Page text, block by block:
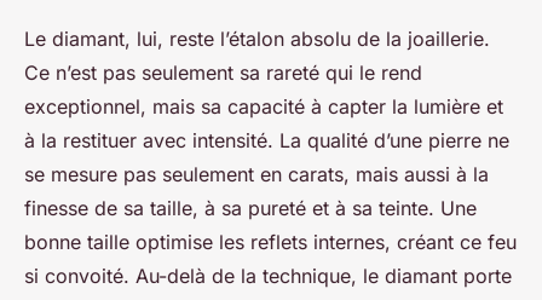
Le diamant, lui, reste l’étalon absolu de la joaillerie.
Ce n’est pas seulement sa rareté qui le rend
exceptionnel, mais sa capacité à capter la lumière et
à la restituer avec intensité. La qualité d’une pierre ne
se mesure pas seulement en carats, mais aussi à la
finesse de sa taille, à sa pureté et à sa teinte. Une
bonne taille optimise les reflets internes, créant ce feu
si convoité. Au-delà de la technique, le diamant porte